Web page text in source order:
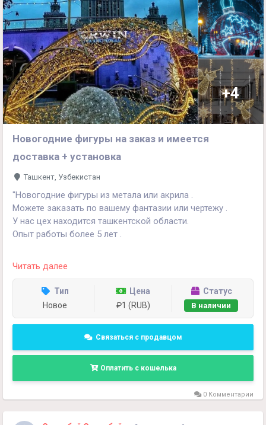
+4
Новогодние фигуры на заказ и имеется
доставка + установка
Ташкент, Узбекистан
"Новогодние фигуры из метала или акрила .
Можете заказать по вашему фантазии или чертежу .
У нас цех находится ташкентской области.
Опыт работы более 5 лет .
Остальные вопросы и договоры по телефону."
+998990854594
Читать далее
Тип
Новое
Цена
₽1 (RUB)
Статус
В наличии
Связаться с продавцом
Оплатить с кошелька
0 Комментарии